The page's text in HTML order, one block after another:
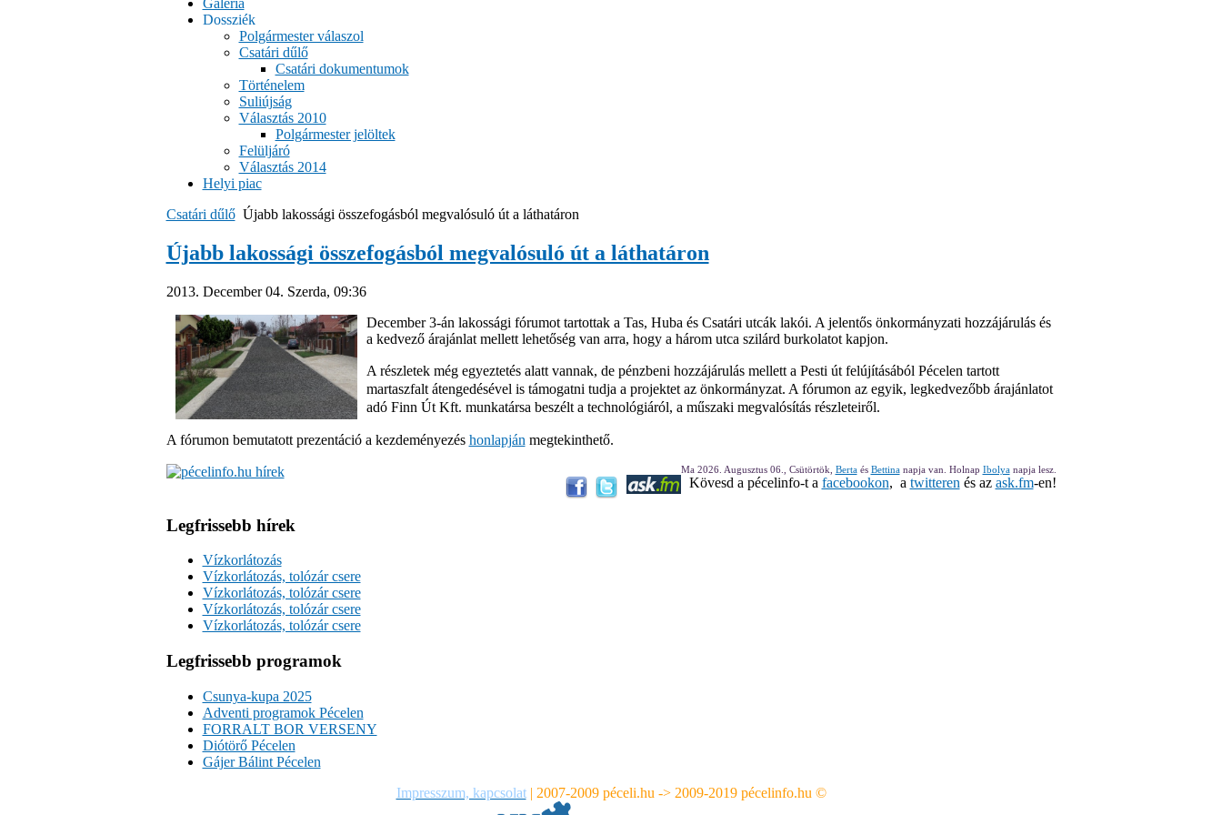
Galéria
Dossziék
Polgármester válaszol
Csatári dűlő
Csatári dokumentumok
Történelem
Suliújság
Választás 2010
Polgármester jelöltek
Felüljáró
Választás 2014
Helyi piac
Csatári dűlő Újabb lakossági összefogásból megvalósuló út a láthatáron
Újabb lakossági összefogásból megvalósuló út a láthatáron
2013. December 04. Szerda, 09:36
December 3-án lakossági fórumot tartottak a Tas, Huba és Csatári utcák lakói. A jelentős önkormányzati hozzájárulás és
a kedvező árajánlat mellett lehetőség van arra, hogy a három utca szilárd burkolatot kapjon.
A részletek még egyeztetés alatt vannak, de pénzbeni hozzájárulás mellett a Pesti út felújításából Pécelen tartott
martaszfalt átengedésével is támogatni tudja a projektet az önkormányzat. A fórumon az egyik, legkedvezőbb árajánlatot
adó Finn Út Kft. munkatársa beszélt a technológiáról, a műszaki megvalósítás részleteiről.
A fórumon bemutatott prezentáció a kezdeményezés honlapján megtekinthető.
Ma 2026. Augusztus 06., Csütörtök, Bertaés Bettinanapja van. Holnap Ibolyanapja lesz.
Kövesd a pécelinfo-t a facebookon, a twitteren és az ask.fm-en!
Legfrissebb hírek
Vízkorlátozás
Vízkorlátozás, tolózár csere
Vízkorlátozás, tolózár csere
Vízkorlátozás, tolózár csere
Vízkorlátozás, tolózár csere
Legfrissebb programok
Csunya-kupa 2025
Adventi programok Pécelen
FORRALT BOR VERSENY
Diótörő Pécelen
Gájer Bálint Pécelen
Impresszum, kapcsolat | 2007-2009 péceli.hu -> 2009-2019 pécelinfo.hu ©